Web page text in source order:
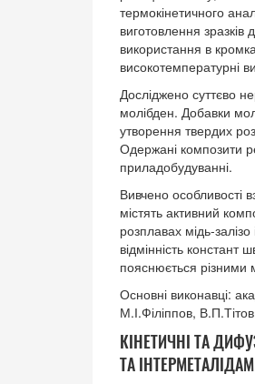
термокінетичного
виготовлення
використання в
високотемпературні
Досліджено суттєво
молібден. Добавки
утворення твердих
Одержані композити
приладобудуванні.
Вивчено особливості
містять активний
розплавах мідь-
відмінність констант
пояснюється різними
Основні виконавці:
М.І.Філіппов, В.П.Тітов
КІНЕТИЧНІ ТА
ТА